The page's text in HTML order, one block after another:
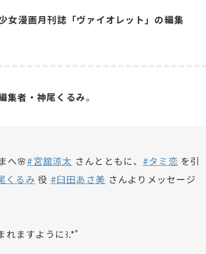
女漫画月刊誌「ヴァイオレット」の編集
集者・神尾くるみ。
へ🌸#宮舘涼太 さんとともに、 #タミ恋 を引
くるみ 役 #臼田あさ美 さんよりメッセージ
ますように꒱.*˚